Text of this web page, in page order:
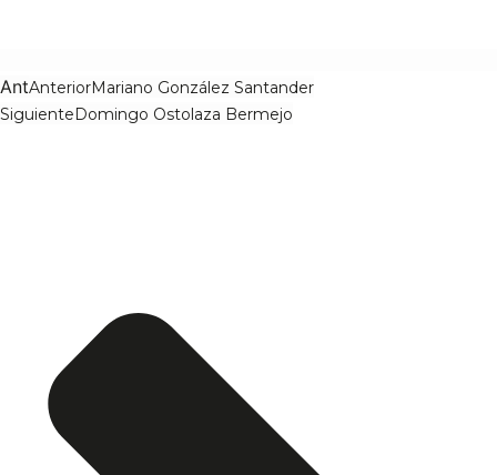
AntAnteriorMariano González Santander
SiguienteDomingo Ostolaza Bermejo